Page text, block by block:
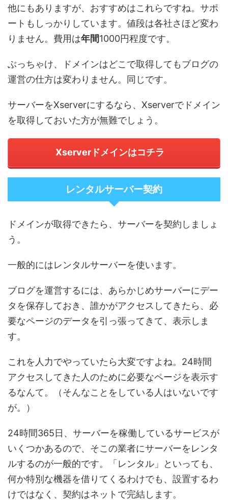
他にもありますが、おすすめはこれらですね。サポ
ートもしっかりしています。値段は各社さほど変わ
りません。費用は年間1000円程度です。
ぶっちゃけ、ドメインはどこで取得してもブログの
運営の仕方は変わりません。同じです。
サーバーをXserverにするなら、Xserverでドメイン
を取得しておいた方が無難でしょう。
Xserverドメインはコチラ
レンタルサーバー契約
ドメインが取得できたら、サーバーを契約しましょ
う。
一般的にはレンタルサーバーを使います。
ブログを運営するには、あらかじめサーバーにデー
タを保存しておき、誰かがアクセスしてきたら、必
要なページのデータを引っ張ってきて、表示しま
す。
これを人力でやっていたら大変ですよね。24時間
アクセスしてきた人のために必要なページを表示す
るなんて。（そんなことをしている人はいないです
が。）
24時間365日、サーバーを稼働しているサービスが
いくつかあるので、そこの業者にサーバーをレンタ
ルするのが一般的です。「レンタル」といっても、
何か特別な機器を借りてくるわけでも、設置するわ
けではなく、契約はネットで完結します。